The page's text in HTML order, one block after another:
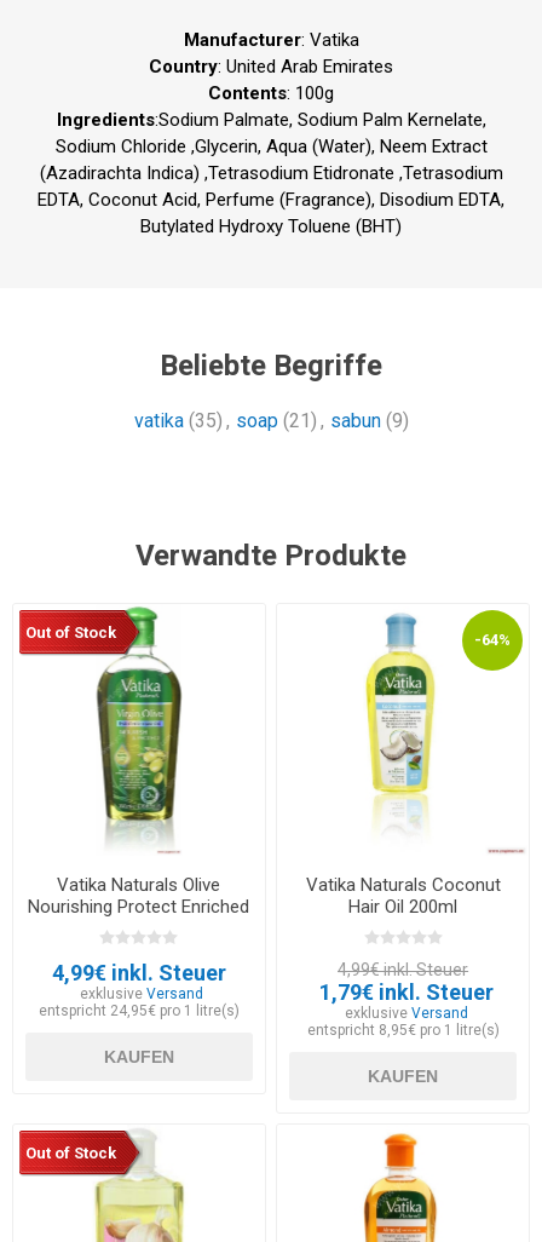
Manufacturer: Vatika
Country: United Arab Emirates
Contents: 100g
Ingredients:Sodium Palmate, Sodium Palm Kernelate,
Sodium Chloride ,Glycerin, Aqua (Water), Neem Extract
(Azadirachta Indica) ,Tetrasodium Etidronate ,Tetrasodium
EDTA, Coconut Acid, Perfume (Fragrance), Disodium EDTA,
Butylated Hydroxy Toluene (BHT)
Beliebte Begriffe
vatika (35) , soap (21) , sabun (9)
Verwandte Produkte
Out of Stock
Vatika Naturals Olive
Nourishing Protect Enriched
Hair Oil 200ml
4,99€ inkl. Steuer
exklusiveVersand
entspricht 24,95€ pro 1 litre(s)
KAUFEN
-64%
Vatika Naturals Coconut
Hair Oil 200ml
4,99€ inkl. Steuer
1,79€ inkl. Steuer
exklusive Versand
entspricht 8,95€ pro 1 litre(s)
KAUFEN
Out of Stock